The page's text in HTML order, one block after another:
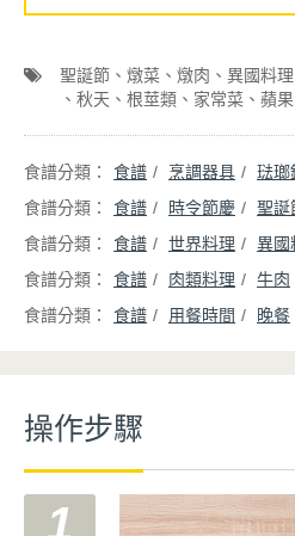
聖誕節 燉菜 燉肉 異國料理
秋天
根莖類 家常菜 蘋果
食譜 烹調器具
琺瑯
食譜
時令節慶
聖誕
食譜
世界料理
異國
食譜
肉類料理
牛肉
食譜
用餐時間 晚餐
操作步驟
1